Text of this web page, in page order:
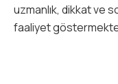
uzmanlık, dikkat ve
faaliyet